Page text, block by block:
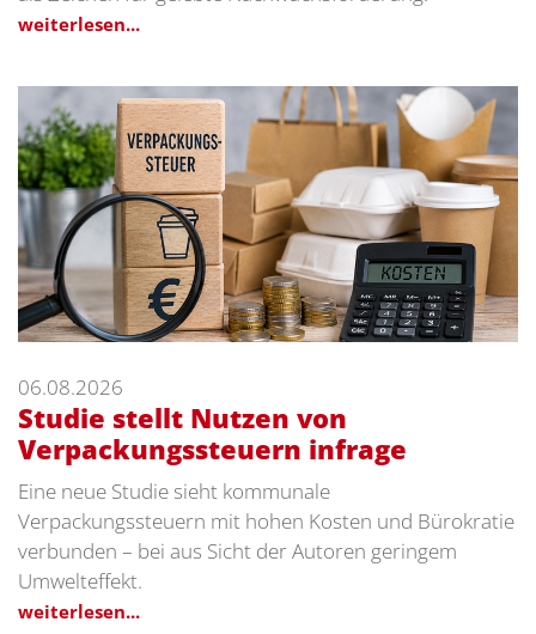
weiterlesen...
06.08.2026
Studie stellt Nutzen von
Verpackungssteuern infrage
Eine neue Studie sieht kommunale
Verpackungssteuern mit hohen Kosten und Bürokratie
verbunden – bei aus Sicht der Autoren geringem
Umwelteffekt.
weiterlesen...